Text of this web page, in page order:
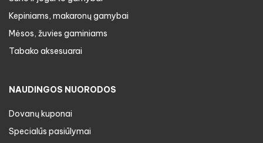
Kepiniams, makaronų gamybai
Mėsos, žuvies gaminiams
Tabako aksesuarai
NAUDINGOS NUORODOS
Dovanų kuponai
Specialūs pasiūlymai